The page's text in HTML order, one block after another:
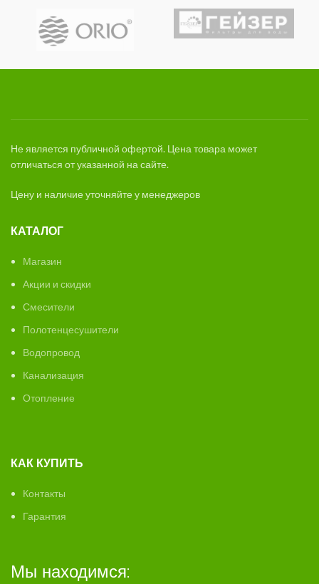
Не является публичной офертой. Цена товара может
отличаться от указанной на сайте.
Цену и наличие уточняйте у менеджеров
КАТАЛОГ
Магазин
Акции и скидки
Смесители
Полотенцесушители
Водопровод
Канализация
Отопление
КАК КУПИТЬ
Контакты
Гарантия
Мы находимся: